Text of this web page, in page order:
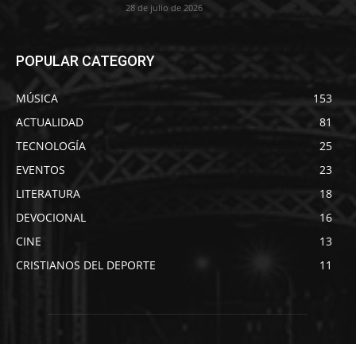
28 de julio de 2026
POPULAR CATEGORY
MÚSICA
153
ACTUALIDAD
81
TECNOLOGÍA
25
EVENTOS
23
LITERATURA
18
DEVOCIONAL
16
CINE
13
CRISTIANOS DEL DEPORTE
11